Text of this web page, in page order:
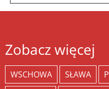
Zobacz więcej
WSCHOWA SŁAWA